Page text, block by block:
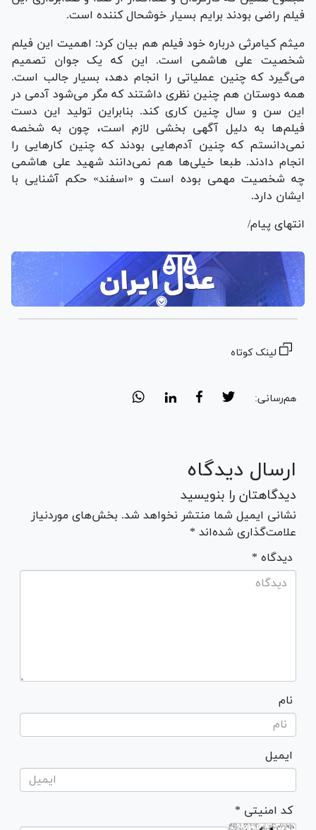
فیلم راضی بودند برایم بسیار خوشحال کننده است.
میثم کیامرثی درباره خود فیلم هم بیان کرد: اهمیت این فیلم
شخصیت علی هاشمی است. این که یک جوان تصمیم
می‌گیرد که چنین عملیاتی را انجام دهد، بسیار جالب است.
همه دوستان هم چنین نظری داشتند که مگر می‌شود آدمی در
این سن و سال چنین کاری کند. بنابراین تولید این دست
فیلم‌ها به دلیل آگهی بخشی لازم است، چون به شخصه
نمی‌دانستم که چنین آدم‌هایی بودند که چنین کارهایی را
انجام دادند. طبعا خیلی‌ها هم نمی‌دانند شهید علی هاشمی
چه شخصیت مهمی بوده است و «اسفند» حکم آشنایی با
ایشان دارد.
انتهای پیام/
لینک کوتاه
هم‌رسانی:
ارسال دیدگاه
دیدگاهتان را بنویسید
نشانی ایمیل شما منتشر نخواهد شد. بخش‌های موردنیاز
علامت‌گذاری شده‌اند *
* دیدگاه
نام
ایمیل
* کد امنیتی